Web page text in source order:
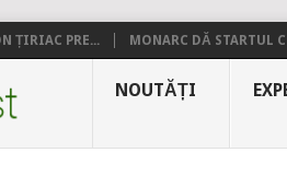
ȚIRIAC PRE... MONARC DĂ STARTUL
NOUTĂȚI